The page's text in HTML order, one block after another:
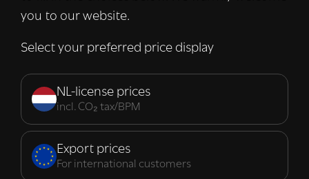
you to our website.
Select your preferred price display
NL-license prices
incl. CO₂ tax/BPM
Export prices
For international customers
informatie die u aan hen heeft verstrekt of
van hun diensten. Lees verder
Strikt
noodzakelijk
Prestatie Targeting